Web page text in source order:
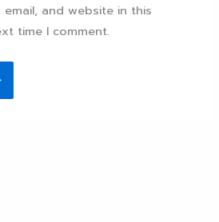
email, and website in this
time I comment.